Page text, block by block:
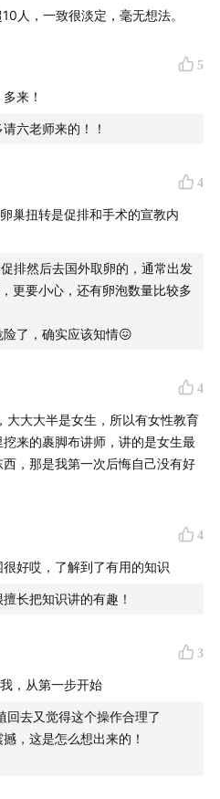
人，一致很淡定，毫无想法。
5
来！
六老师来的！！
4
巢扭转是促排和手术的宣教内
排然后去国外取卵的，通常出发
更要小心，还有卵泡数量比较多
了，确实应该知情😖
4
大大大半是女生，所以有女性教育
来的裹脚布讲师，讲的是女生最
，那是我第一次后悔自己没有好
4
好哎，了解到了有用的知识
长把知识讲的有趣！
3
，从第一步开始
回去又觉得这个操作合理了
，这是怎么想出来的！